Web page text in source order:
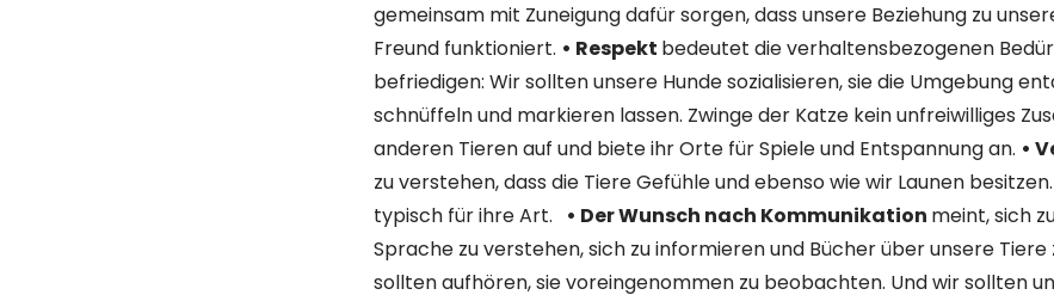
gemeinsam mit Zuneigung dafür sorgen, dass unsere Beziehung zu
Freund funktioniert. • Respekt bedeutet die verhaltensbezogenen
befriedigen: Wir sollten unsere Hunde sozialisieren, sie die Umgebung
schnüffeln und markieren lassen. Zwinge der Katze kein unfreiwilliges
anderen Tieren auf und biete ihr Orte für Spiele und Entspannung an. •
zu verstehen, dass die Tiere Gefühle und ebenso wie wir Launen
typisch für ihre Art.
• Der Wunsch nach Kommunikation meint, sich
Sprache zu verstehen, sich zu informieren und Bücher über unsere Tiere
sollten aufhören, sie voreingenommen zu beobachten. Und wir sollten